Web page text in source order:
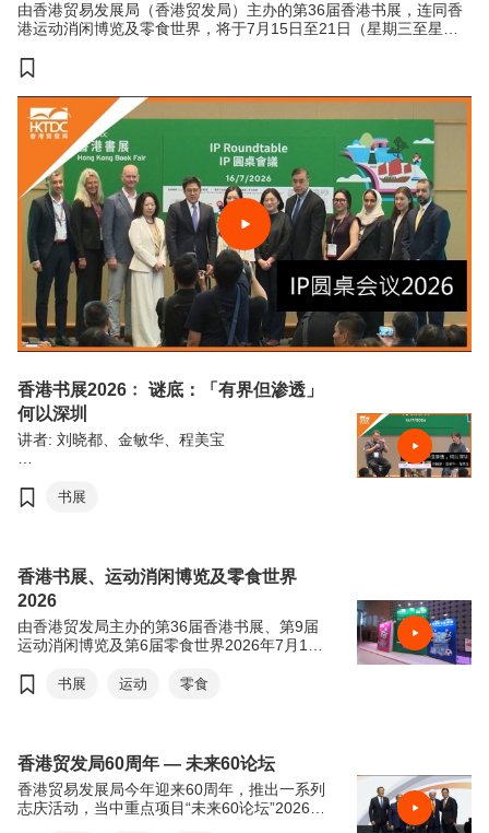
由香港贸易发展局（香港贸发局）主办的第36届香港书展，连同香
港运动消闲博览及零食世界，将于7月15日至21日（星期三至星期
商，来自约30个国家及地区，为入场人士带来集阅读、运动与消闲
香港书展2026﹕ 谜底：「有界但渗透」
何以深圳
讲者: 刘晓都、金敏华、程美宝
届香港书展，连同香港运动消闲博览及零食世
区，为入场人士带来集阅读、运动与消闲于一
体的盛夏旅程。
书展
香港书展、运动消闲博览及零食世界
2026
由香港贸发局主办的第36届香港书展、第9届
运动消闲博览及第6届零食世界2026年7月15
以“从香港阅读世界：文创传承．旅悦人生”，
享，进一步彰显香港作为中外文化艺术交流中
心的独特优势。连同同期举行的运动消闲博览
及零食世界，三展共吸引超过770家参展商参
与，为市民及旅客带来集阅读、运动及美食于
书展 运动 零食
香港贸发局60周年 — 未来60论坛
香港贸易发展局今年迎来60周年，推出一系列
志庆活动，当中重点项目“未来60论坛”2026年